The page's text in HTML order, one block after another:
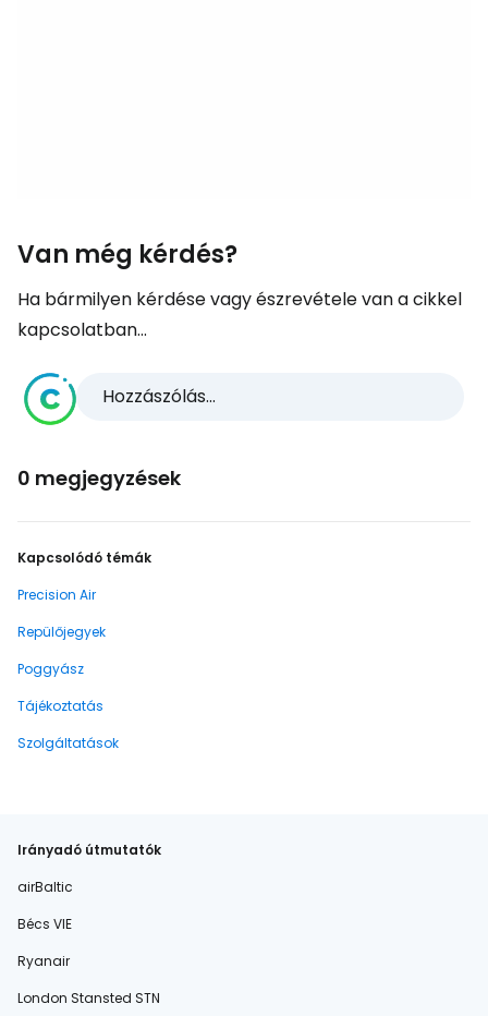
Van még kérdés?
Ha bármilyen kérdése vagy észrevétele van a cikkel
kapcsolatban...
Hozzászólás...
0 megjegyzések
Kapcsolódó témák
Precision Air
Repülőjegyek
Poggyász
Tájékoztatás
Szolgáltatások
Irányadó útmutatók
airBaltic
Bécs VIE
Ryanair
London Stansted STN